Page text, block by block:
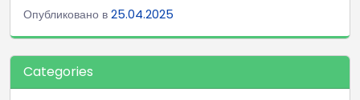
Опубликовано в 25.04.2025
Categories